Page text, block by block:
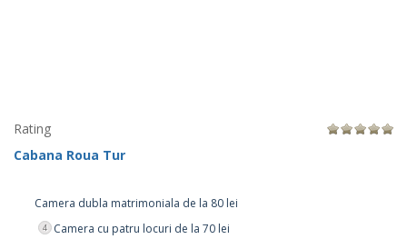
Rating
Cabana Roua Tur
Camera dubla matrimoniala de la 80 lei
4
Camera cu patru locuri de la 70 lei